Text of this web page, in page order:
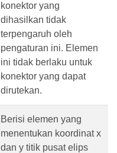
konektor yang
dihasilkan tidak
terpengaruh oleh
pengaturan ini. Elemen
ini tidak berlaku untuk
konektor yang dapat
dirutekan.
Berisi elemen yang
menentukan koordinat x
dan y titik pusat elips